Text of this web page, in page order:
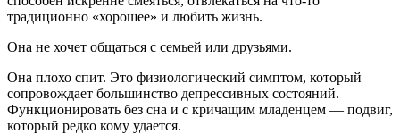
традиционно «хорошее» и любить жизнь.
Она не хочет общаться с семьей или друзьями.
Она плохо спит. Это физиологический симптом, который
сопровождает большинство депрессивных состояний.
Функционировать без сна и с кричащим младенцем — подвиг,
который редко кому удается.